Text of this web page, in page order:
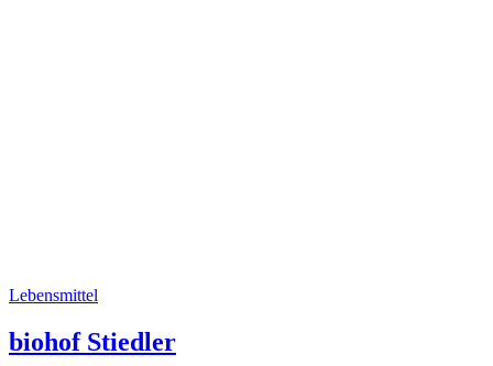
Lebensmittel
biohof Stiedler